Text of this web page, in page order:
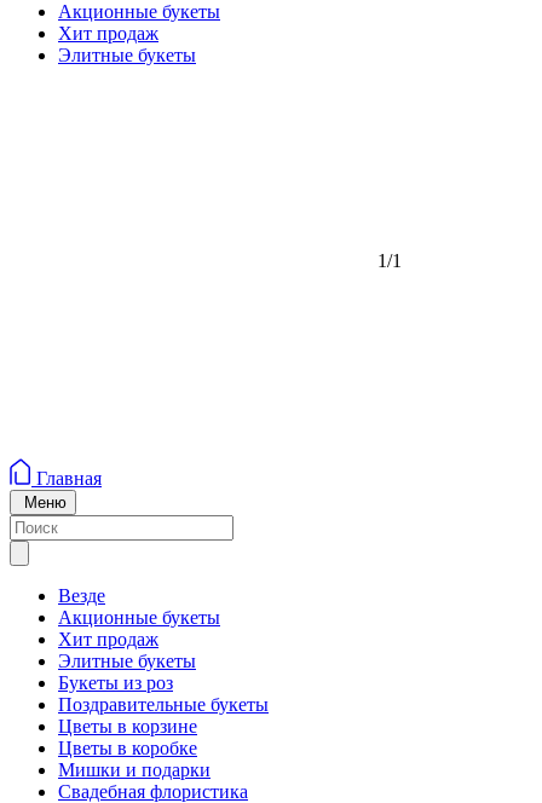
Акционные букеты
Хит продаж
Элитные букеты
1/1
Главная
Меню
Везде
Акционные букеты
Хит продаж
Элитные букеты
Букеты из роз
Поздравительные букеты
Цветы в корзине
Цветы в коробке
Мишки и подарки
Свадебная флористика